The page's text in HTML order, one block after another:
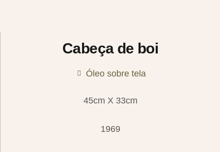
Cabeça de boi
Óleo sobre tela
45cm X 33cm
1969